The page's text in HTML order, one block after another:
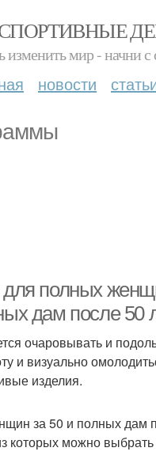
| СПОРТИВНЫЕ
изменить мир - начни с
новости
полных
дам после 50
очаровывать и
и визуально
изделия.
за 50 и полных дам
которых можно